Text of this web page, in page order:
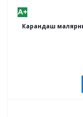
Карандаш